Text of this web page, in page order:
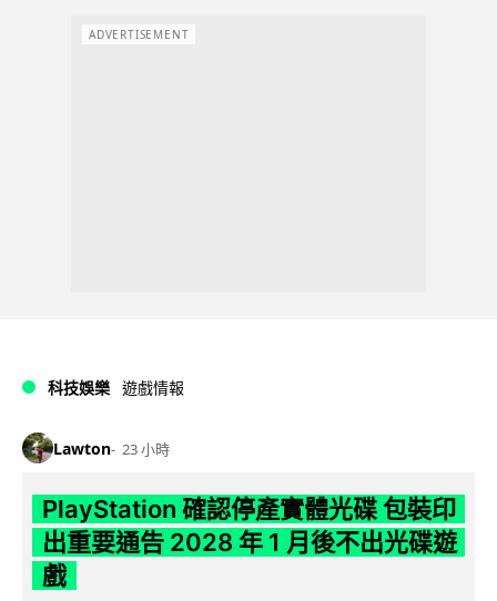
ADVERTISEMENT
科技娛樂 遊戲情報
Lawton 23 小時
PlayStation 確認停產實體光碟 包裝印
出重要通告 2028 年 1 月後不出光碟遊
戲